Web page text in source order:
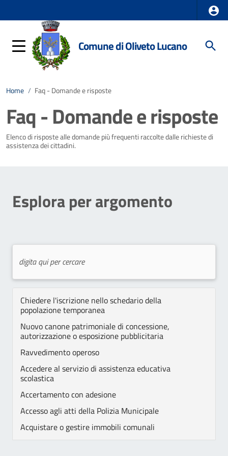
Comune di Oliveto Lucano
Home / Faq - Domande e risposte
Faq - Domande e risposte
Elenco di risposte alle domande più frequenti raccolte dalle richieste di
assistenza dei cittadini.
Esplora per argomento
Chiedere l'iscrizione nello schedario della
popolazione temporanea
Nuovo canone patrimoniale di concessione,
autorizzazione o esposizione pubblicitaria
Ravvedimento operoso
Accedere al servizio di assistenza educativa
scolastica
Accertamento con adesione
Accesso agli atti della Polizia Municipale
Acquistare o gestire immobili comunali